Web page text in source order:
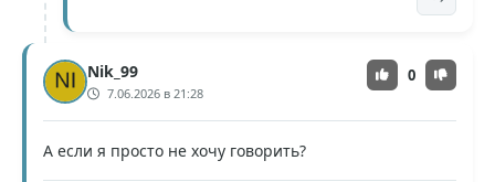
Nik_99
7.06.2026 в 21:28
0
А если я просто не хочу говорить?